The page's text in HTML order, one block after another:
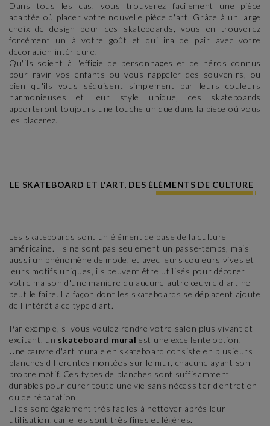
Dans tous les cas, vous trouverez facilement une pièce
adaptée où placer votre nouvelle pièce d'art. Grâce à un large
choix de design pour ces skateboards, vous en trouverez
forcément un à votre goût et qui ira de pair avec votre
décoration intérieure.
Qu'ils soient à l'effigie de personnages et de héros connus
pour ravir vos enfants ou vous rappeler des souvenirs, ou
bien qu'ils vous séduisent simplement par leurs couleurs
harmonieuses et leur style unique, ces skateboards
apporteront toujours une touche unique dans la pièce où vous
les placerez.
LE SKATEBOARD ET L'ART, DES ÉLÉMENTS DE CULTURE
Les skateboards sont un élément de base de la culture
américaine. Ils ne sont pas seulement un passe-temps, mais
aussi un phénomène de mode, et avec leurs couleurs vives et
leurs motifs uniques, ils peuvent être utilisés pour décorer
votre maison d'une manière qu'aucune autre œuvre d'art ne
peut le faire. La façon dont les skateboards se déplacent ajoute
de l'intérêt à ce type d'art.
Par exemple, si vous voulez rendre votre salon plus vivant et
excitant, un skateboard mural est une excellente option.
Une œuvre d'art murale en skateboard consiste en plusieurs
planches différentes montées sur le mur, chacune ayant son
propre motif. Ces types de planches sont suffisamment
durables pour durer toute une vie sans nécessiter d'entretien
ou de réparation.
Elles sont également très faciles à nettoyer après leur
utilisation, car elles sont très fines et légères.